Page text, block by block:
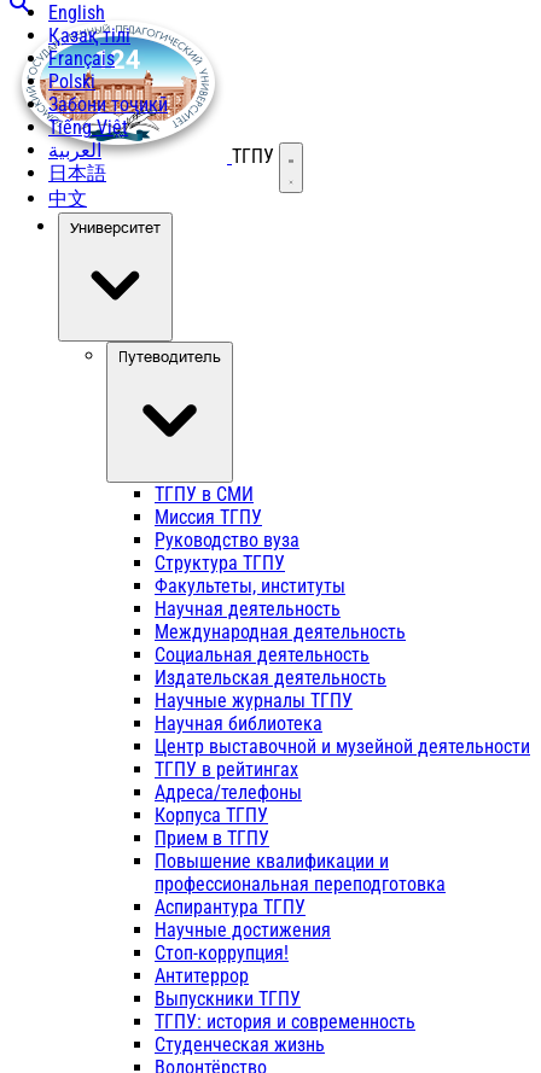
English
Қазақ тілі
Français
Polski
Забони тоҷикӣ
Tiếng Việt
العربية
日本語
中文
ТГПУ Открыть меню
Университет
Путеводитель
ТГПУ в СМИ
Миссия ТГПУ
Руководство вуза
Структура ТГПУ
Факультеты, институты
Научная деятельность
Международная деятельность
Социальная деятельность
Издательская деятельность
Научные журналы ТГПУ
Научная библиотека
Центр выставочной и музейной деятельности
ТГПУ в рейтингах
Адреса/телефоны
Корпуса ТГПУ
Прием в ТГПУ
Повышение квалификации и
профессиональная переподготовка
Аспирантура ТГПУ
Научные достижения
Стоп-коррупция!
Антитеррор
Выпускники ТГПУ
ТГПУ: история и современность
Студенческая жизнь
Волонтёрство